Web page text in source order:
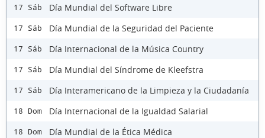
17 Sáb Día Mundial del Software Libre
17 Sáb Día Mundial de la Seguridad del Paciente
17 Sáb Día Internacional de la Música Country
17 Sáb Día Mundial del Síndrome de Kleefstra
17 Sáb Día Interamericano de la Limpieza y la Ciudadanía
18 Dom Día Internacional de la Igualdad Salarial
18 Dom Día Mundial de la Ética Médica